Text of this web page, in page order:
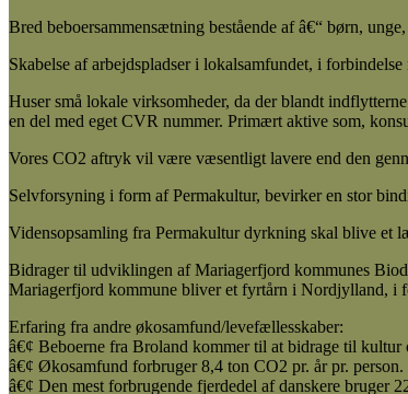
Bred beboersammensætning bestående af â€“ børn,
Skabelse af arbejdspladser i lokalsamfundet, i
Huser små lokale virksomheder, da der blandt
en del med eget CVR nummer. Primært aktive som,
Vores CO2 aftryk vil være væsentligt lavere end den
Selvforsyning i form af Permakultur, bevirker en stor
Vidensopsamling fra Permakultur dyrkning skal blive et
Bidrager til udviklingen af Mariagerfjord kommunes
Mariagerfjord kommune bliver et fyrtårn i Nordjylland, i
Erfaring fra andre økosamfund/levefællesskaber:
â€¢ Beboerne fra Broland kommer til at bidrage til
â€¢ Økosamfund forbruger 8,4 ton CO2 pr. år pr. person.
â€¢ Den mest forbrugende fjerdedel af danskere bruger